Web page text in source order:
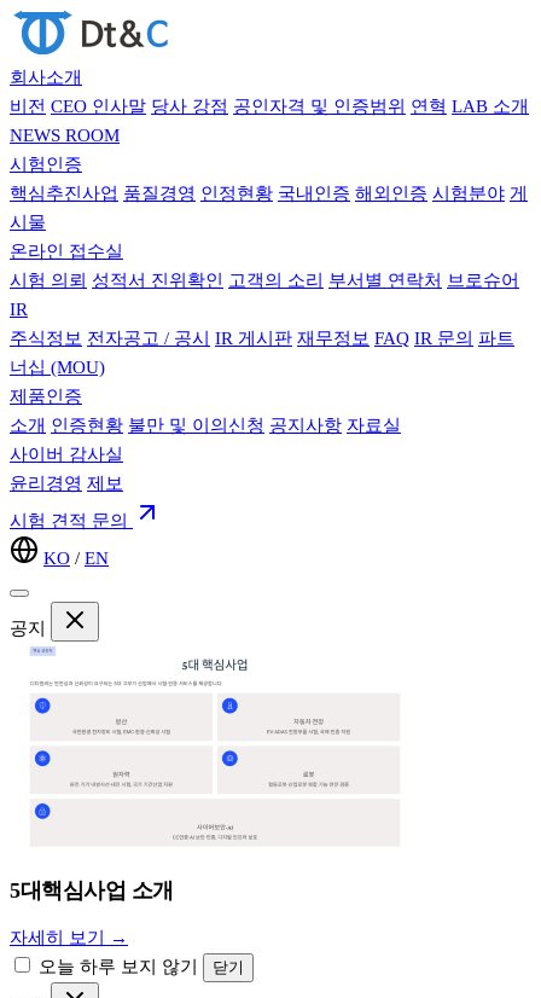
회사소개
비전 CEO 인사말 당사 강점 공인자격 및 인증범위 연혁 LAB 소개
NEWS ROOM
시험인증
핵심추진사업 품질경영 인정현황 국내인증 해외인증 시험분야 게
시물
온라인 접수실
시험 의뢰 성적서 진위확인 고객의 소리 부서별 연락처 브로슈어
IR
주식정보 전자공고 / 공시 IR 게시판 재무정보 FAQ IR 문의 파트
너십 (MOU)
제품인증
소개 인증현황 불만 및 이의신청 공지사항 자료실
사이버 감사실
윤리경영 제보
시험 견적 문의
KO / EN
공지
5대핵심사업 소개
자세히 보기 →
오늘 하루 보지 않기
닫기